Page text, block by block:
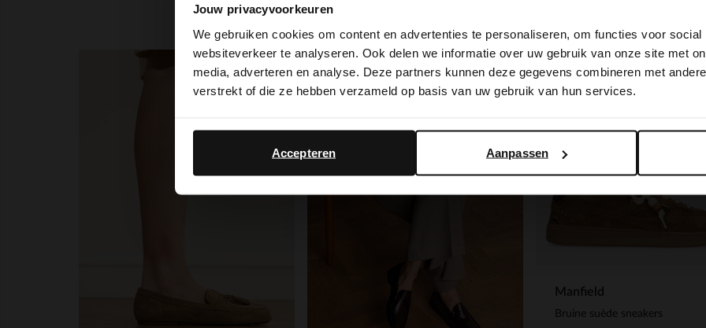
Jouw privacyvoorkeuren
We gebruiken cookies om content en advertenties te personaliseren, om functies voor social
websiteverkeer te analyseren. Ook delen we informatie over uw gebruik van onze site met
media, adverteren en analyse. Deze partners kunnen deze gegevens combineren met
verstrekt of die ze hebben verzameld op basis van uw gebruik van hun services.
Aanpassen
Accepteren
Manfield
Bruine suède sneakers
-60%
It looks like your language isn't Dutch. Would you like to